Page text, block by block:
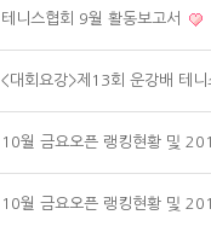
테니스협회 9월 활동보고서
<대회요강>제13회 운강배 테니
10월 금요오픈 랭킹현황 및
10월 금요오픈 랭킹현황 및